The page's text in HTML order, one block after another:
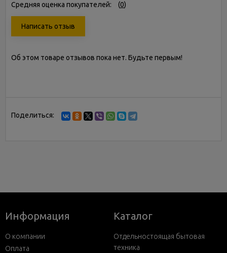
Средняя оценка покупателей: (0)
Написать отзыв
Об этом товаре отзывов пока нет. Будьте первым!
Поделиться:
Информация
О компании
Оплата
Каталог
Отдельностоящая бытовая
техника